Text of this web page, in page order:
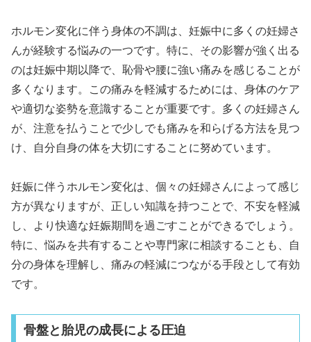
ホルモン変化に伴う身体の不調は、妊娠中に多くの妊婦さ
んが経験する悩みの一つです。特に、その影響が強く出る
のは妊娠中期以降で、恥骨や腰に強い痛みを感じることが
多くなります。この痛みを軽減するためには、身体のケア
や適切な姿勢を意識することが重要です。多くの妊婦さん
が、注意を払うことで少しでも痛みを和らげる方法を見つ
け、自分自身の体を大切にすることに努めています。
妊娠に伴うホルモン変化は、個々の妊婦さんによって感じ
方が異なりますが、正しい知識を持つことで、不安を軽減
し、より快適な妊娠期間を過ごすことができるでしょう。
特に、悩みを共有することや専門家に相談することも、自
分の身体を理解し、痛みの軽減につながる手段として有効
です。
骨盤と胎児の成長による圧迫